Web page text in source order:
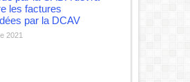
les factures
par la DCAV
2021